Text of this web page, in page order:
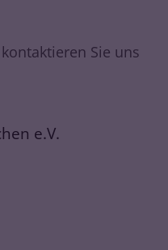
Sie uns
e.V.